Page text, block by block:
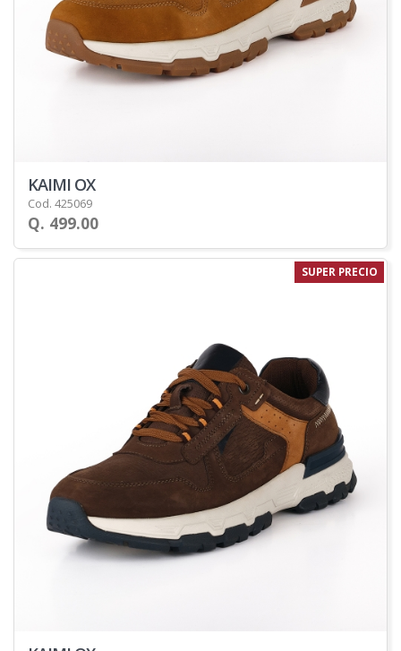
KAIMI OX
Cod. 425069
Q. 499.00
SUPER PRECIO